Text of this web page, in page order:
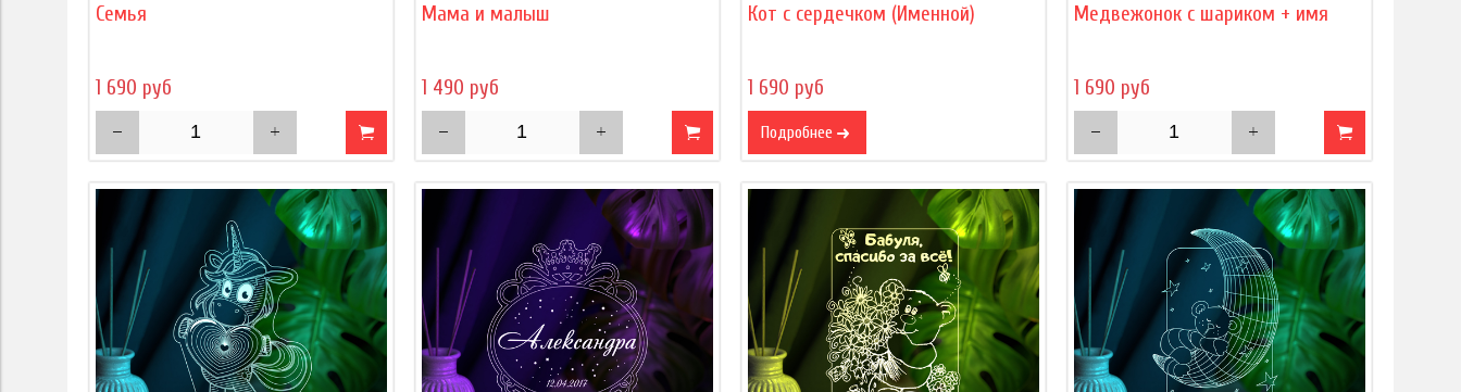
Семья
1 690 руб
Мама и малыш
1 490 руб
Кот с сердечком (Именной)
1 690 руб
Подробнее
Медвежонок с шариком + имя
1 690 руб